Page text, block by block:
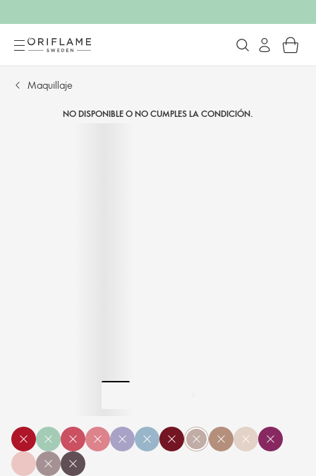
Maquillaje
NO DISPONIBLE O NO CUMPLES LA CONDICIÓN.